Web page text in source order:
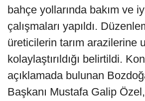
bahçe yollarında bakım ve
çalışmaları yapıldı.
üreticilerin tarım arazilerine
kolaylaştırıldığı belirtildi.
açıklamada bulunan
Başkanı Mustafa Galip